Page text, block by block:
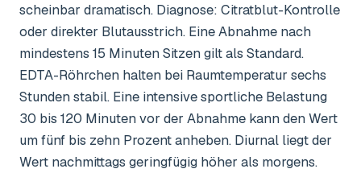
scheinbar dramatisch. Diagnose: Citratblut-Kontrolle
oder direkter Blutausstrich. Eine Abnahme nach
mindestens 15 Minuten Sitzen gilt als Standard.
EDTA-Röhrchen halten bei Raumtemperatur sechs
Stunden stabil. Eine intensive sportliche Belastung
30 bis 120 Minuten vor der Abnahme kann den Wert
um fünf bis zehn Prozent anheben. Diurnal liegt der
Wert nachmittags geringfügig höher als morgens.